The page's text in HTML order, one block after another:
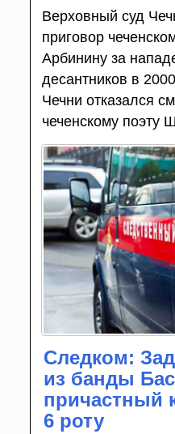
Верховный суд
приговор
Арбинину за
десантников в
Чечни отказался
чеченскому поэту
Следком:
из банды
причастный
6 роту